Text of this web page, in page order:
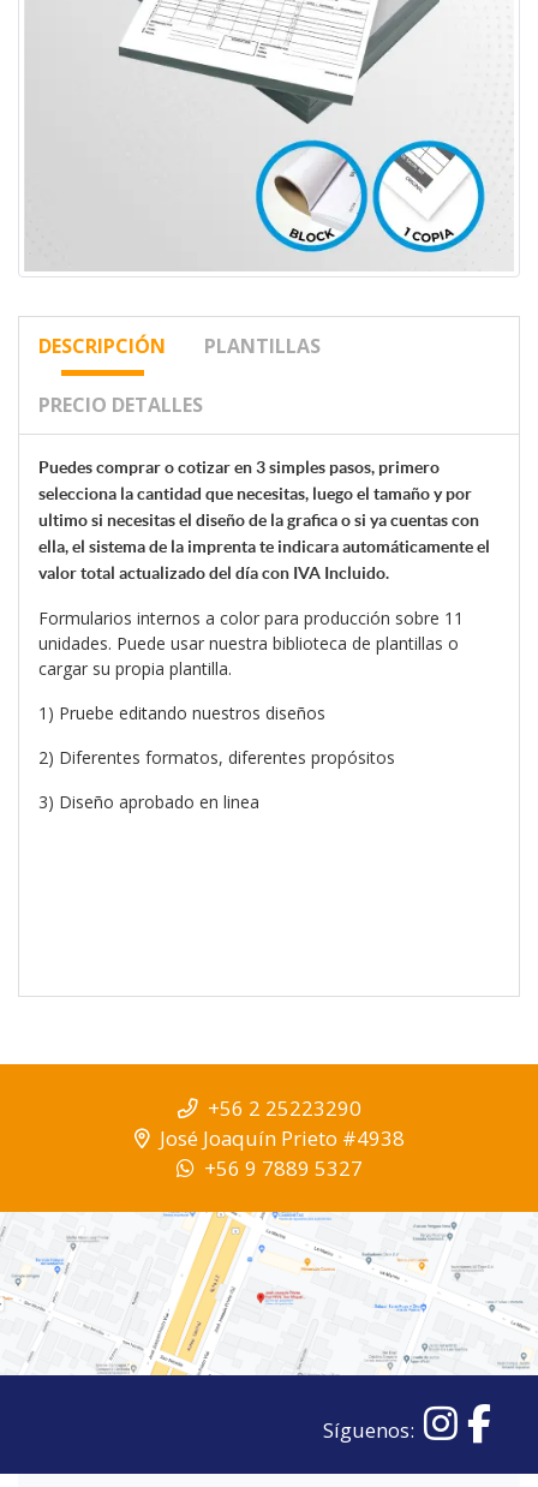
DESCRIPCIÓN PLANTILLAS
PRECIO DETALLES
Puedes comprar o cotizar en 3 simples pasos, primero
selecciona la cantidad que necesitas, luego el tamaño y por
ultimo si necesitas el diseño de la grafica o si ya cuentas con
ella, el sistema de la imprenta te indicara automáticamente el
valor total actualizado del día con IVA Incluido.
Formularios internos a color para producción sobre 11
unidades. Puede usar nuestra biblioteca de plantillas o
cargar su propia plantilla.
1) Pruebe editando nuestros diseños
2) Diferentes formatos, diferentes propósitos
3) Diseño aprobado en linea
+56 2 25223290
José Joaquín Prieto #4938
+56 9 7889 5327
Síguenos: